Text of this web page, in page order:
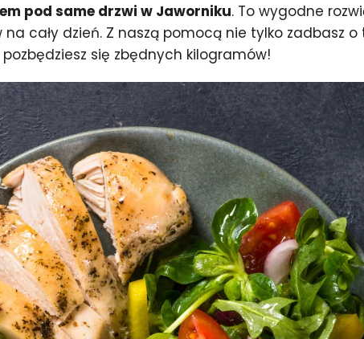
pod same drzwi w Jaworniku. To wygodne
cały dzień. Z naszą pomocą nie tylko zadbasz o
się zbędnych kilogramów!